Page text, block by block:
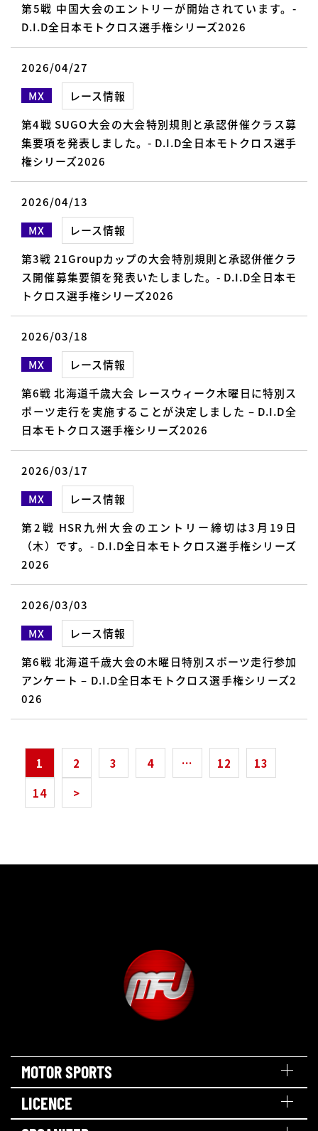
第5戦 中国大会のエントリーが開始されています。-
D.I.D全日本モトクロス選手権シリーズ2026
2026/04/27
MX
レース情報
第4戦 SUGO大会の大会特別規則と承認併催クラス募
集要項を発表しました。- D.I.D全日本モトクロス選手
権シリーズ2026
2026/04/13
MX
レース情報
第3戦 21Groupカップの大会特別規則と承認併催クラ
ス開催募集要領を発表いたしました。- D.I.D全日本モ
トクロス選手権シリーズ2026
2026/03/18
MX
レース情報
第6戦 北海道千歳大会 レースウィーク木曜日に特別ス
ポーツ走行を実施することが決定しました – D.I.D全
日本モトクロス選手権シリーズ2026
2026/03/17
MX
レース情報
第2戦 HSR九州大会のエントリー締切は3月19日
（木）です。- D.I.D全日本モトクロス選手権シリーズ
2026
2026/03/03
MX
レース情報
第6戦 北海道千歳大会の木曜日特別スポーツ走行参加
アンケート – D.I.D全日本モトクロス選手権シリーズ2
026
1 2 3 4 … 12
13
14
>
MOTOR SPORTS
LICENCE